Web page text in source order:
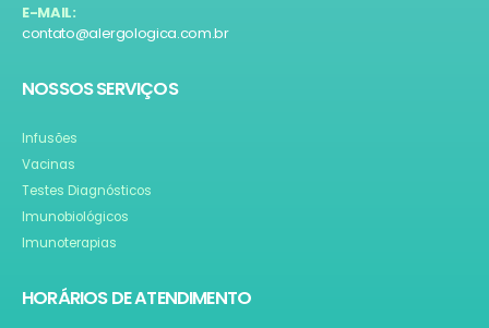
E-MAIL:
contato@alergologica.com.br
NOSSOS SERVIÇOS
Infusões
Vacinas
Testes Diagnósticos
Imunobiológicos
Imunoterapias
HORÁRIOS DE ATENDIMENTO